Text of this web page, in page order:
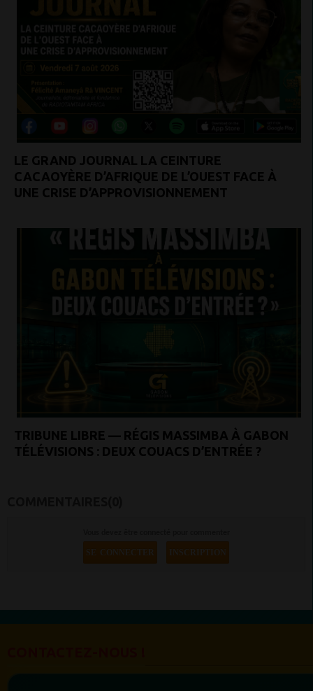
LE GRAND JOURNAL LA CEINTURE
CACAOYÈRE D’AFRIQUE DE L’OUEST FACE À
UNE CRISE D’APPROVISIONNEMENT
TRIBUNE LIBRE — RÉGIS MASSIMBA À GABON
TÉLÉVISIONS : DEUX COUACS D’ENTRÉE ?
SE CONNECTER INSCRIPTION